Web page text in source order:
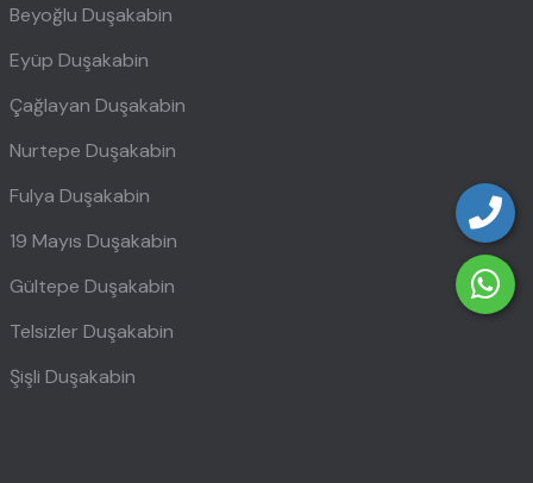
Beyoğlu Duşakabin
Eyüp Duşakabin
Çağlayan Duşakabin
Nurtepe Duşakabin
Fulya Duşakabin
19 Mayıs Duşakabin
Gültepe Duşakabin
Telsizler Duşakabin
Şişli Duşakabin